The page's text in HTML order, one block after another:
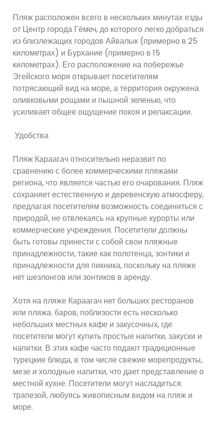
Пляж расположен всего в нескольких минутах езды
от Центр города Гёмеч, до которого легко добраться
из близлежащих городов Айвалык (примерно в 25
километрах) и Бурхание (примерно в 15
километрах). Его расположение на побережье
Эгейского моря открывает посетителям
потрясающий вид на море, а территория окружена
оливковыми рощами и пышной зеленью, что
усиливает общее ощущение покоя и релаксации.
Удобства
Пляж Караагач относительно неразвит по
сравнению с более коммерческими пляжами
региона, что является частью его очарования. Пляж
сохраняет естественную и деревенскую атмосферу,
предлагая посетителям возможность соединиться с
природой, не отвлекаясь на крупные курорты или
коммерческие учреждения. Посетители должны
быть готовы принести с собой свои пляжные
принадлежности, такие как полотенца, зонтики и
принадлежности для пикника, поскольку на пляже
нет шезлонгов или зонтиков в аренду.
Хотя на пляже Караагач нет больших ресторанов
или пляжа. баров, поблизости есть несколько
небольших местных кафе и закусочных, где
посетители могут купить простые напитки, закуски и
напитки. В этих кафе часто подают традиционные
турецкие блюда, в том числе свежие морепродукты,
мезе и холодные напитки, что дает представление о
местной кухне. Посетители могут насладиться
трапезой, любуясь живописным видом на пляж и
море.